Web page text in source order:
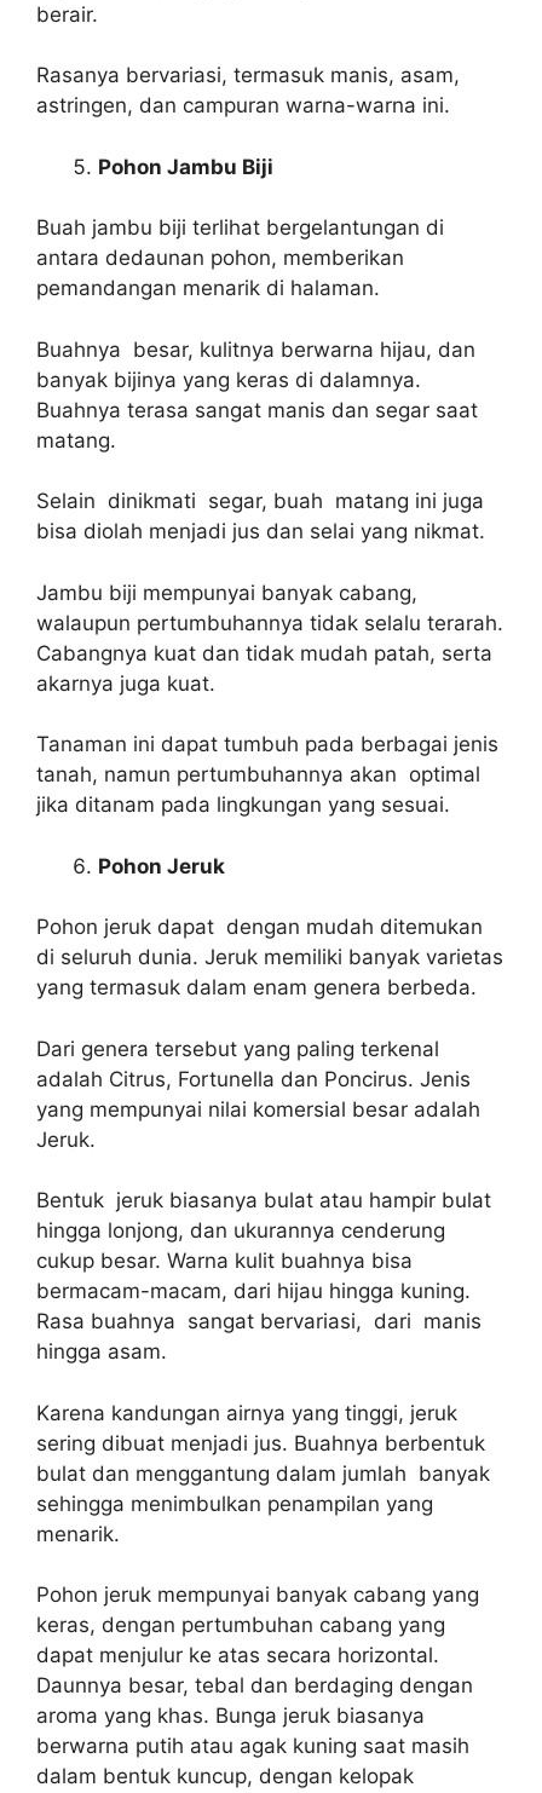
berair.
Rasanya bervariasi, termasuk manis, asam,
astringen, dan campuran warna-warna ini.
Pohon Jambu Biji
Buah jambu biji terlihat bergelantungan di
antara dedaunan pohon, memberikan
pemandangan menarik di halaman.
Buahnya besar, kulitnya berwarna hijau, dan
banyak bijinya yang keras di dalamnya.
Buahnya terasa sangat manis dan segar saat
matang.
Selain dinikmati segar, buah matang ini juga
bisa diolah menjadi jus dan selai yang nikmat.
Jambu biji mempunyai banyak cabang,
walaupun pertumbuhannya tidak selalu terarah.
Cabangnya kuat dan tidak mudah patah, serta
akarnya juga kuat.
Tanaman ini dapat tumbuh pada berbagai jenis
tanah, namun pertumbuhannya akan optimal
jika ditanam pada lingkungan yang sesuai.
Pohon Jeruk
Pohon jeruk dapat dengan mudah ditemukan
di seluruh dunia. Jeruk memiliki banyak varietas
yang termasuk dalam enam genera berbeda.
Dari genera tersebut yang paling terkenal
adalah Citrus, Fortunella dan Poncirus. Jenis
yang mempunyai nilai komersial besar adalah
Jeruk.
Bentuk jeruk biasanya bulat atau hampir bulat
hingga lonjong, dan ukurannya cenderung
cukup besar. Warna kulit buahnya bisa
bermacam-macam, dari hijau hingga kuning.
Rasa buahnya sangat bervariasi, dari manis
hingga asam.
Karena kandungan airnya yang tinggi, jeruk
sering dibuat menjadi jus. Buahnya berbentuk
bulat dan menggantung dalam jumlah banyak
sehingga menimbulkan penampilan yang
menarik.
Pohon jeruk mempunyai banyak cabang yang
keras, dengan pertumbuhan cabang yang
dapat menjulur ke atas secara horizontal.
Daunnya besar, tebal dan berdaging dengan
aroma yang khas. Bunga jeruk biasanya
berwarna putih atau agak kuning saat masih
dalam bentuk kuncup, dengan kelopak